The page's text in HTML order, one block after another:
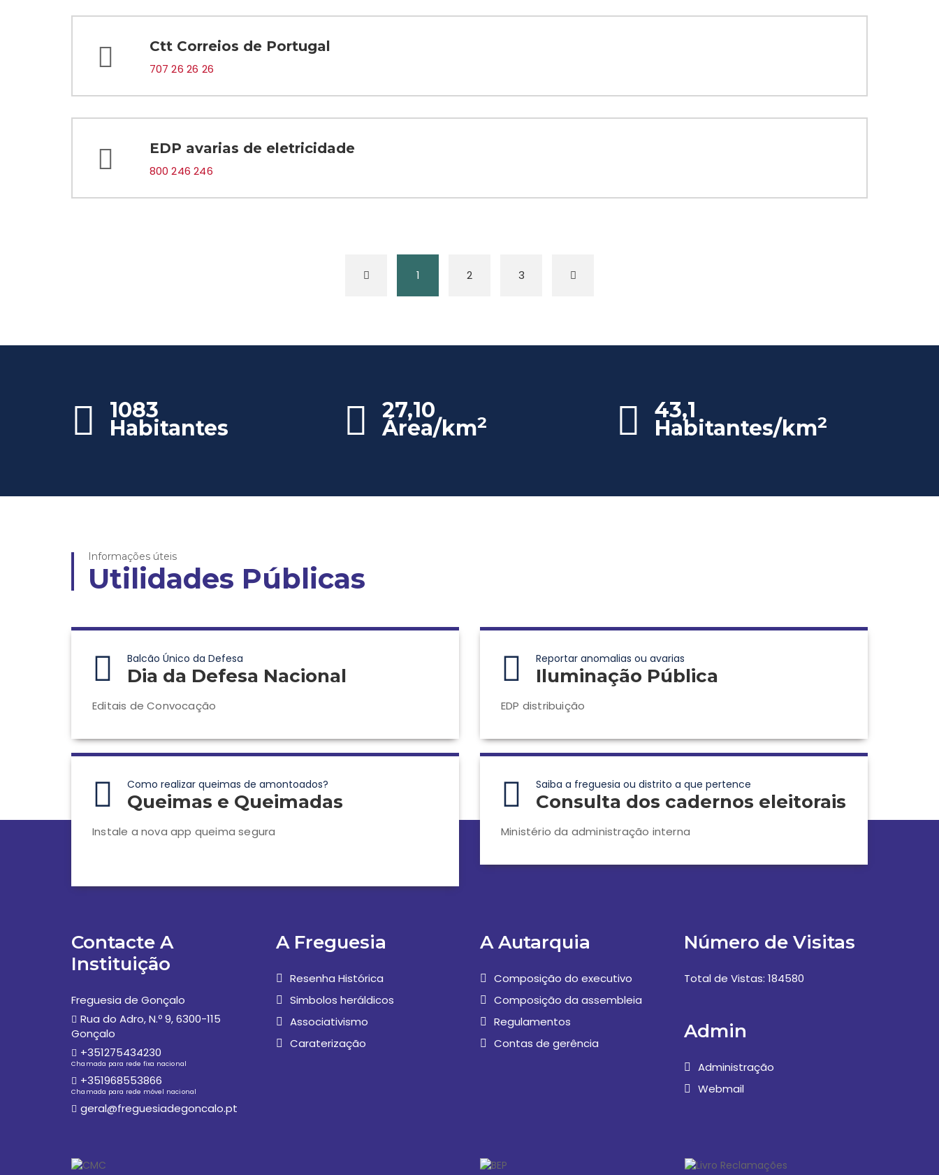
Ctt Correios de Portugal
707 26 26 26
EDP avarias de eletricidade
800 246 246
1 2 3
1083
Habitantes
27,10
Área/km2 43,1
Habitantes/km2
Informações úteis
Utilidades Públicas
Balcão Único da Defesa
Dia da Defesa Nacional
Editais de Convocação
Reportar anomalias ou avarias
Iluminação Pública
EDP distribuição
Como realizar queimas de amontoados?
Queimas e Queimadas
Instale a nova app queima segura
Saiba a freguesia ou distrito a que pertence
Consulta dos cadernos eleitorais
Ministério da administração interna
Contacte A
Instituição
Freguesia de Gonçalo
Rua do Adro, N.º 9, 6300-115
Gonçalo
+351275434230
Chamada para rede fixa nacional
+351968553866
Chamada para rede móvel nacional
geral@freguesiadegoncalo.pt
A Freguesia
Resenha Histórica
Simbolos heráldicos
Associativismo
Caraterização
A Autarquia
Composição do executivo
Composição da assembleia
Regulamentos
Contas de gerência
Número de Visitas
Total de Vistas: 184580
Admin
Administração
Webmail